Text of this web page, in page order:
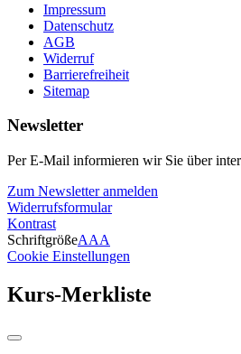
Impressum
Datenschutz
AGB
Widerruf
Barrierefreiheit
Sitemap
Newsletter
Per E-Mail informieren wir Sie über
Zum Newsletter anmelden
Widerrufsformular
Kontrast
SchriftgrößeAAA
Cookie Einstellungen
Kurs-Merkliste